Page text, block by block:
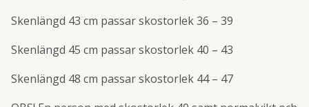
Skenlängd 43 cm passar skostorlek 36 – 39
Skenlängd 45 cm passar skostorlek 40 – 43
Skenlängd 48 cm passar skostorlek 44 – 47